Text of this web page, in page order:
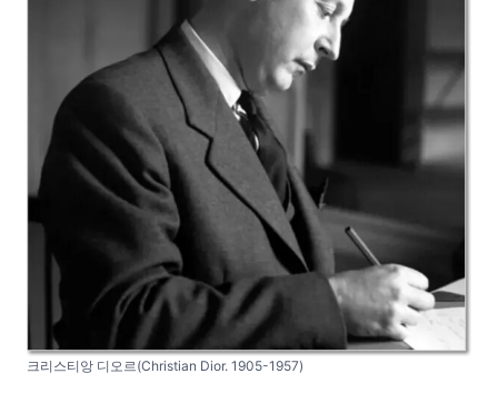
크리스티앙 디오르(Christian Dior. 1905-1957)